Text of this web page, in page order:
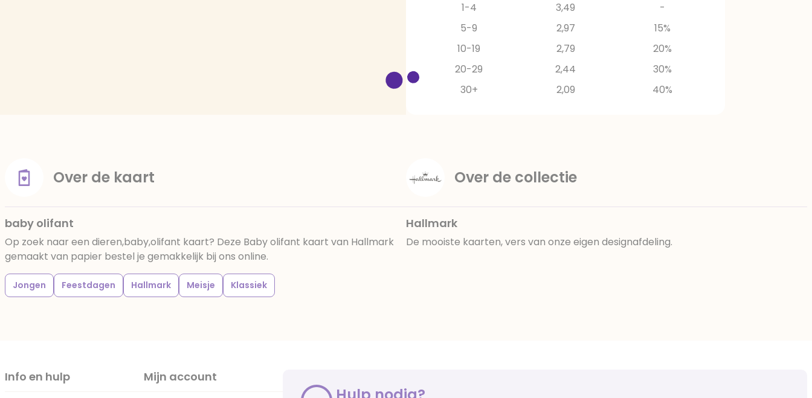
1-4
3,49
-
5-9
2,97
15%
10-19
2,79
20%
20-29
2,44
30%
30+
2,09 40%
Over de kaart
baby olifant
Op zoek naar een dieren,baby,olifant kaart? Deze Baby olifant kaart van Hallmark
gemaakt van papier bestel je gemakkelijk bij ons online.
Jongen Feestdagen Hallmark Meisje Klassiek
Over de collectie
Hallmark
De mooiste kaarten, vers van onze eigen designafdeling.
Info en hulp Mijn account